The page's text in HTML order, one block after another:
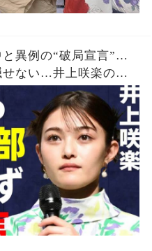
異例の“破局宣言”…
ない…井上咲楽の介